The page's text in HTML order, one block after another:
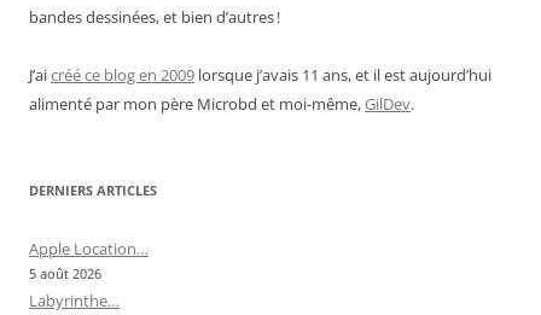
bandes dessinées, et bien d’autres !
J’aicréé ce blog en 2009 lorsque j’avais 11 ans, et il est aujourd’hui
alimenté par mon père Microbd et moi-même,GilDev.
DERNIERS ARTICLES
Apple Location…
5 août 2026
Labyrinthe…